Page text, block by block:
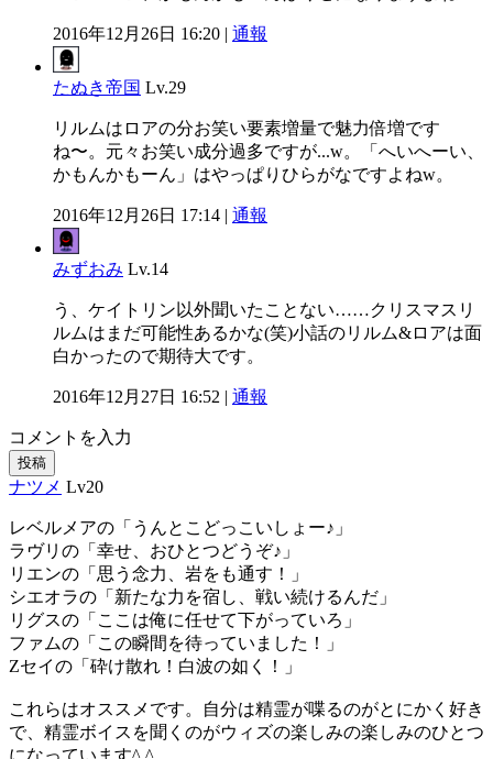
2016年12月26日 16:20 | 通報
たぬき帝国 Lv.29
リルムはロアの分お笑い要素増量で魅力倍増です
ね〜。元々お笑い成分過多ですが...w。「へいへーい、
かもんかもーん」はやっぱりひらがなですよねw。
2016年12月26日 17:14 | 通報
みずおみ Lv.14
う、ケイトリン以外聞いたことない……クリスマスリ
ルムはまだ可能性あるかな(笑)小話のリルム&ロアは面
白かったので期待大です。
2016年12月27日 16:52 | 通報
コメントを入力
投稿
ナツメ Lv20
レベルメアの「うんとこどっこいしょー♪」
ラヴリの「幸せ、おひとつどうぞ♪」
リエンの「思う念力、岩をも通す！」
シエオラの「新たな力を宿し、戦い続けるんだ」
リグスの「ここは俺に任せて下がっていろ」
ファムの「この瞬間を待っていました！」
Zセイの「砕け散れ！白波の如く！」
これらはオススメです。自分は精霊が喋るのがとにかく好き
で、精霊ボイスを聞くのがウィズの楽しみの楽しみのひとつ
になっています^ ^